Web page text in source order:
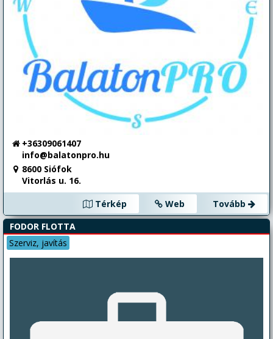
+36309061407
info@balatonpro.hu
8600 Siófok
Vitorlás u. 16.
Térkép
Web
Tovább
FODOR FLOTTA
Szerviz, javítás